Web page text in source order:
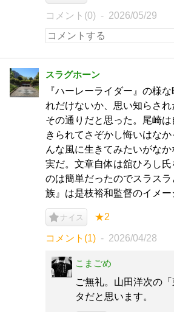
コメント(0) 2026/05/29
スラグホーン
『ハーレーライダー』の様
れだけないか、思い知らさ
その通りだと思った。尾崎
きられてさぞかし悔いはな
んな風に生きてみたいがな
実だ。文章自体は舘ひろし
のは簡単だったのでスラス
族』は是枝裕和監督のイメー
ナイス ★2
コメント(1) 2026/04/28
こまごめ
ご無礼。山田洋次の
タだと思います。